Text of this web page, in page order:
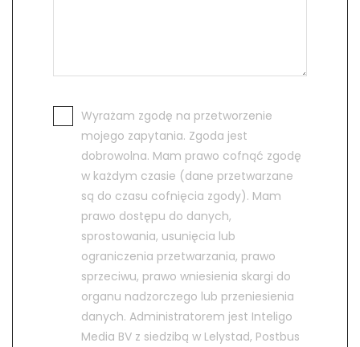
Wyrażam zgodę na przetworzenie
mojego zapytania. Zgoda jest
dobrowolna. Mam prawo cofnąć zgodę
w każdym czasie (dane przetwarzane
są do czasu cofnięcia zgody). Mam
prawo dostępu do danych,
sprostowania, usunięcia lub
ograniczenia przetwarzania, prawo
sprzeciwu, prawo wniesienia skargi do
organu nadzorczego lub przeniesienia
danych. Administratorem jest Inteligo
Media BV z siedzibą w Lelystad, Postbus